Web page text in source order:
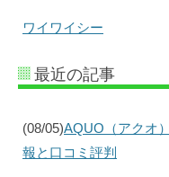
ワイワイシー
最近の記事
(08/05)AQUO（アクオ
報と口コミ評判